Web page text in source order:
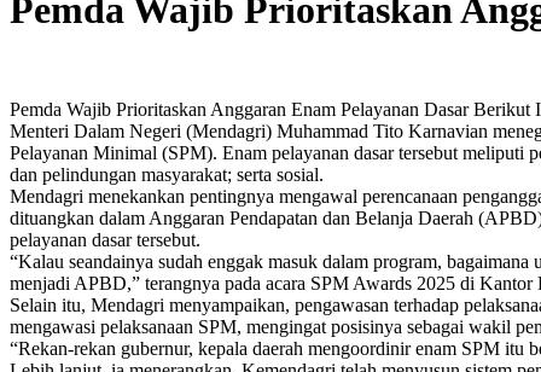
Pemda Wajib Prioritaskan
Pemda Wajib Prioritaskan Anggaran Enam Pelayanan Dasar Berikut
Menteri Dalam Negeri (Mendagri) Muhammad Tito Karnavian
Pelayanan Minimal (SPM). Enam pelayanan dasar tersebut meliputi
dan pelindungan masyarakat; serta sosial.
Mendagri menekankan pentingnya mengawal perencanaan
dituangkan dalam Anggaran Pendapatan dan Belanja Daerah
pelayanan dasar tersebut.
“Kalau seandainya sudah enggak masuk dalam program,
menjadi APBD,” terangnya pada acara SPM Awards 2025 di
Selain itu, Mendagri menyampaikan, pengawasan terhadap
mengawasi pelaksanaan SPM, mengingat posisinya sebagai wakil
“Rekan-rekan gubernur, kepala daerah mengoordinir enam SPM itu